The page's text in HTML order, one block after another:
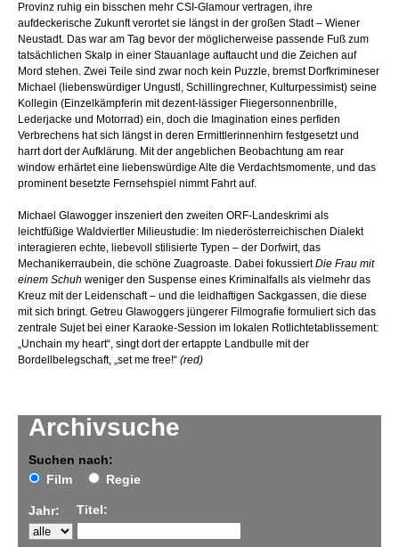
Archivsuche
Suchen nach:
Film
Regie
Jahr: Titel:
Provinz ruhig ein bisschen mehr CSI-Glamour vertragen, ihre
aufdeckerische Zukunft verortet sie längst in der großen Stadt – Wiener
Neustadt. Das war am Tag bevor der möglicherweise passende Fuß zum
tatsächlichen Skalp in einer Stauanlage auftaucht und die Zeichen auf
Mord stehen. Zwei Teile sind zwar noch kein Puzzle, bremst Dorfkrimineser
Michael (liebenswürdiger Ungustl, Schillingrechner, Kulturpessimist) seine
Kollegin (Einzelkämpferin mit dezent-lässiger Fliegersonnenbrille,
Lederjacke und Motorrad) ein, doch die Imagination eines perfiden
Verbrechens hat sich längst in deren Ermittlerinnenhirn festgesetzt und
harrt dort der Aufklärung. Mit der angeblichen Beobachtung am rear
window erhärtet eine liebenswürdige Alte die Verdachtsmomente, und das
prominent besetzte Fernsehspiel nimmt Fahrt auf.
Michael Glawogger inszeniert den zweiten ORF-Landeskrimi als
leichtfüßige Waldviertler Milieustudie: Im niederösterreichischen Dialekt
interagieren echte, liebevoll stilisierte Typen – der Dorfwirt, das
Mechanikerraubein, die schöne Zuagroaste. Dabei fokussiertDie Frau mit
einem Schuh weniger den Suspense eines Kriminalfalls als vielmehr das
Kreuz mit der Leidenschaft – und die leidhaftigen Sackgassen, die diese
mit sich bringt. Getreu Glawoggers jüngerer Filmografie formuliert sich das
zentrale Sujet bei einer Karaoke-Session im lokalen Rotlichtetablissement:
„Unchain my heart“, singt dort der ertappte Landbulle mit der
Bordellbelegschaft, „set me free!“ (red)